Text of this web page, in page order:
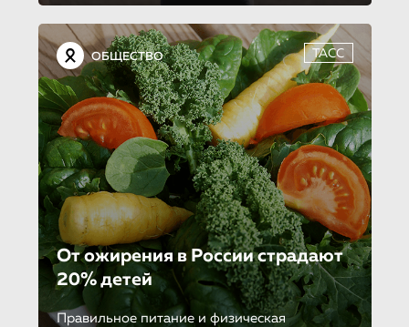
ОБЩЕСТВО ТАСС
От ожирения в России страдают
20% детей
Правильное питание и физическая